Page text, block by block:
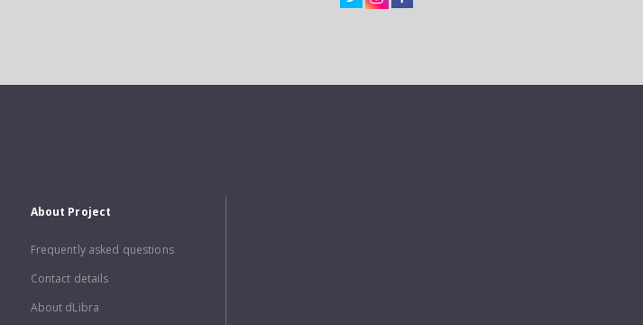
About Project
Frequently asked questions
Contact details
About dLibra